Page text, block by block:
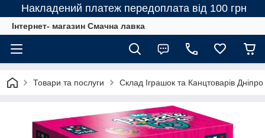
Накладений платеж передоплата від 100 грн
Інтернет- магазин Смачна лавка
Товари та послуги Склад Іграшок та Канцтоварів Дніпро